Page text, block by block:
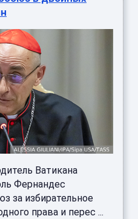
Ватикана
Фернандес
за избирательное
права и перес ...